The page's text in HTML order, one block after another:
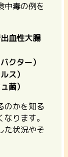
中毒の例を
血性大腸
クター）
ス）
菌）
のかを知る
ります。
た状況やそ